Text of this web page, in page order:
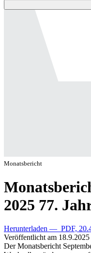
Monatsbericht
2025 77.
Herunterladen — PDF,
Veröffentlicht am 18.9.2025
Der Monatsbericht